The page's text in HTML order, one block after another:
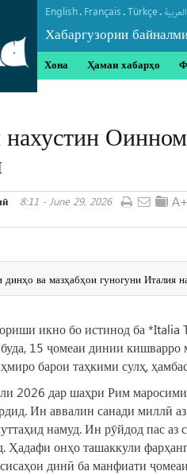
English. Français.Türkçe. العربیة
Хабаргузории
Хона Ҳамаи хабарҳо
нахустин
8:11 - June 29, 2026
динҳо ва мазҳабҳои гуногуни Италия
икно бо истинод ба
15 ҷомеаи динии
барои таҳкими сулҳ,
2026 дар шаҳри Рим
Ин аввалин санади миллӣ
намуд. Ин рӯйдод пас аз
Ҳадафи онҳо ташаккули
динӣ ба манфиати